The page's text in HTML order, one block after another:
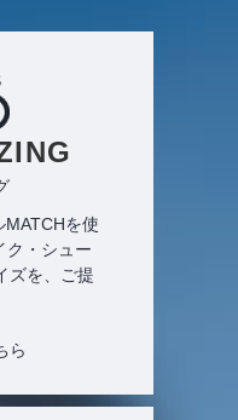
を使
ク・シュー
ズを、ご提
ら